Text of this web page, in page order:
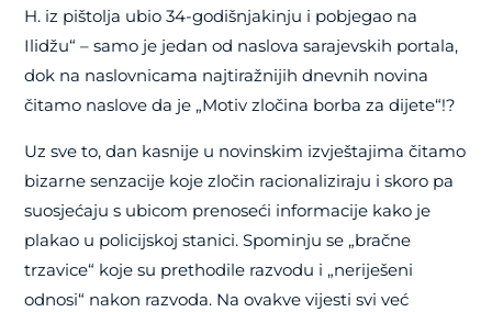
H. iz pištolja ubio 34-godišnjakinju i pobjegao na
Ilidžu“ – samo je jedan od naslova sarajevskih portala,
dok na naslovnicama najtiražnijih dnevnih novina
čitamo naslove da je „Motiv zločina borba za dijete“!?
Uz sve to, dan kasnije u novinskim izvještajima čitamo
bizarne senzacije koje zločin racionaliziraju i skoro pa
suosjećaju s ubicom prenoseći informacije kako je
plakao u policijskoj stanici. Spominju se „bračne
trzavice“ koje su prethodile razvodu i „neriješeni
odnosi“ nakon razvoda. Na ovakve vijesti svi već